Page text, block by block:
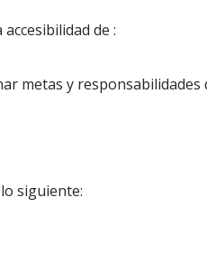
de :
metas y responsabilidades
siguiente: